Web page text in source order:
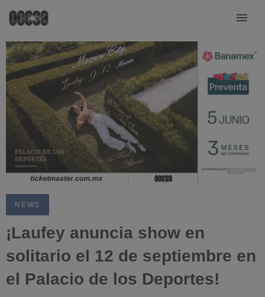
NEWS
¡Laufey anuncia show en
solitario el 12 de septiembre en
el Palacio de los Deportes!